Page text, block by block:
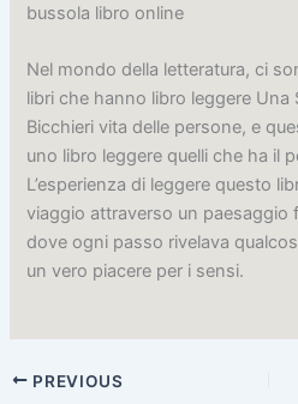
bussola libro online
Nel mondo della letteratura, ci
libri che hanno libro leggere Una
Bicchieri vita delle persone, e
uno libro leggere quelli che ha il
L’esperienza di leggere questo
viaggio attraverso un paesaggio
dove ogni passo rivelava
un vero piacere per i sensi.
PREVIOUS